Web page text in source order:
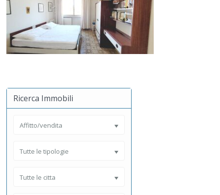
Ricerca Immobili
Affitto/vendita
Tutte le tipologie
Tutte le citta